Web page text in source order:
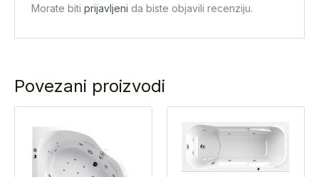
Morate bitiprijavljeni da biste objavili recenziju.
Povezani proizvodi